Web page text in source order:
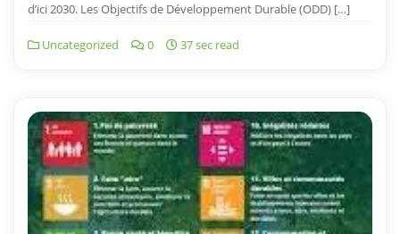
d’ici 2030. Les Objectifs de Développement Durable (ODD) […]
Uncategorized 0 37 sec read